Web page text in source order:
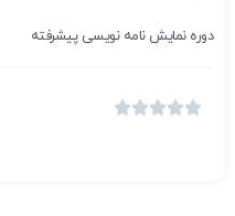
دوره نمایش نامه نویسی پیشرفته




